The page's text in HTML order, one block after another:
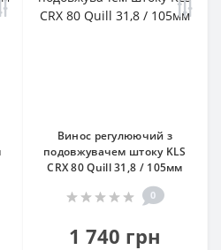
Винос регулюючий з
подовжувачем штоку KLS
CRX 80 Quill 31,8 / 105мм
0
1 740 грн